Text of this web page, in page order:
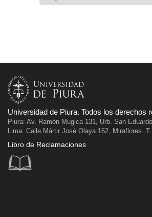
Universidad de Piura. Todos los derechos
Piura: Av. Ramón Mugica 131, Urb. San
Lima: Calle Mártir José Olaya 162, Miraflores. T
Libro de Reclamaciones